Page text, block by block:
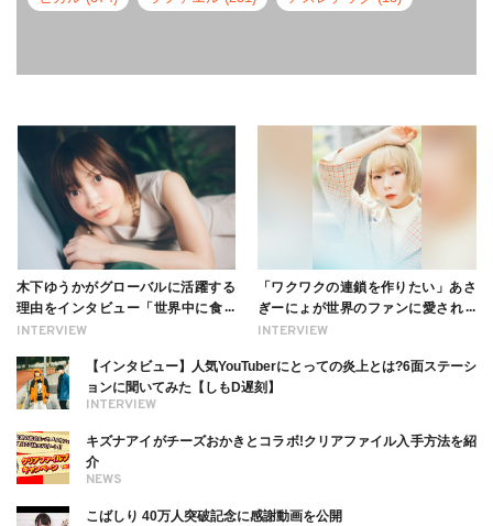
INTERVIEW
木下ゆうかがグローバルに活躍する
理由をインタビュー「世界中に食べ
る幸せを伝えたい」新事務所加入に
INTERVIEW
「ワクワクの連鎖を作りたい」あさ
ぎーにょが世界のファンに愛される
理由【インタビュー】
INTERVIEW
【インタビュー】人気YouTuberにとっての炎上とは?6面ステーシ
ョンに聞いてみた【しもD遅刻】
NEWS
キズナアイがチーズおかきとコラボ!クリアファイル入手方法を紹
介
こばしり 40万人突破記念に感謝動画を公開